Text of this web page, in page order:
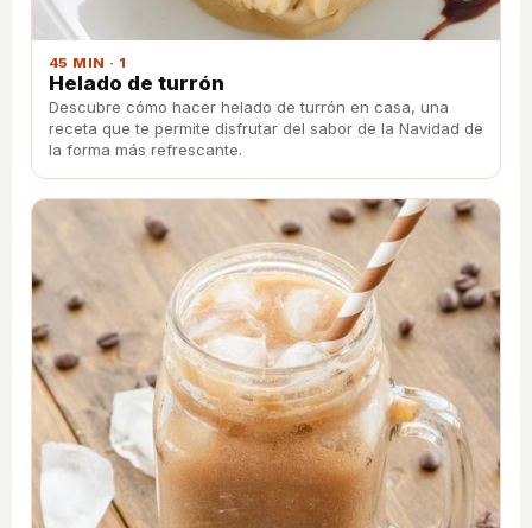
45 MIN · 1
Helado de turrón
Descubre cómo hacer helado de turrón en casa, una
receta que te permite disfrutar del sabor de la Navidad de
la forma más refrescante.